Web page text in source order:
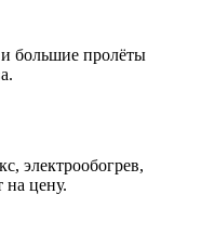
большие пролёты
электрообогрев,
на цену.